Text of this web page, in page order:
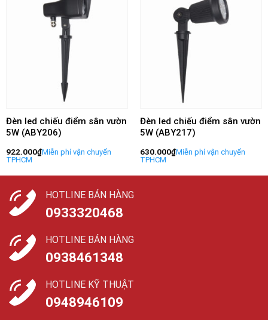
Đèn led chiếu điểm sân vườn
5W (ABY206)
922.000₫
Đèn led chiếu điểm sân vườn
5W (ABY217)
630.000₫
HOTLINE BÁN HÀNG
0933320468
HOTLINE BÁN HÀNG
0938461348
HOTLINE KỸ THUẬT
0948946109